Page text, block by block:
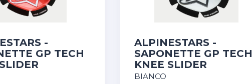
-
GP TECH
ALPINESTARS -
SAPONETTE GP TECH
KNEE SLIDER
BIANCO